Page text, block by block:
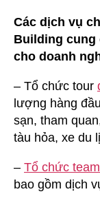
Các dịch vụ
Building cung
cho doanh
– Tổ chức tour
lượng hàng
sạn, tham
tàu hỏa, xe du
– Tổ chức
bao gồm dịch